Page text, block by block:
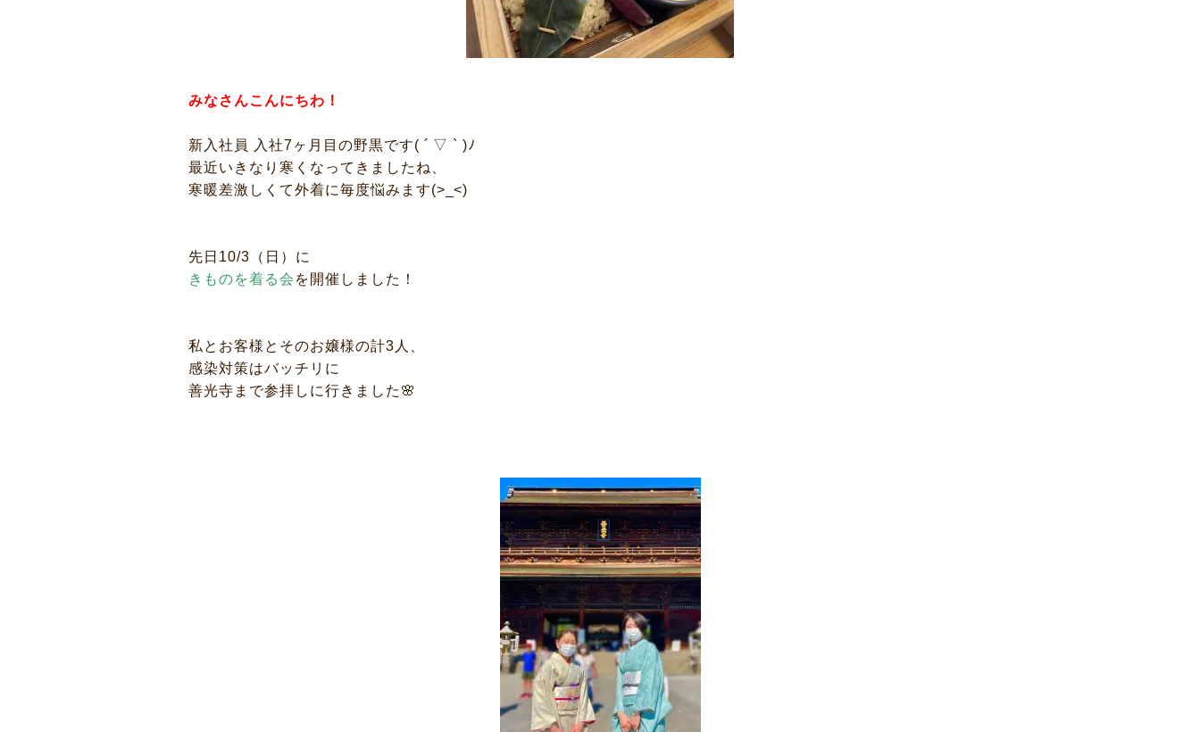
みなさんこんにちわ！
新入社員 入社7ヶ月目の野黒です( ´ ▽ ` )ﾉ
最近いきなり寒くなってきましたね、
寒暖差激しくて外着に毎度悩みます(>_<)
先日10/3（日）に
きものを着る会 を開催しました！
私とお客様とそのお嬢様の計3人、
感染対策はバッチリに
善光寺まで参拝しに行きました🌸